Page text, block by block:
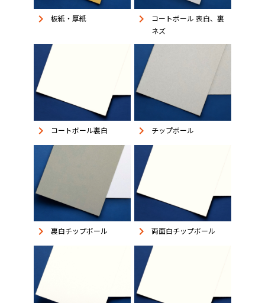
keyboard_arrow_right 板紙・厚紙 keyboard_arrow_right
コートボール 表白、裏
ネズ
keyboard_arrow_right コートボール裏白 keyboard_arrow_right チップボール
keyboard_arrow_right 裏白チップボール keyboard_arrow_right 両面白チップボール